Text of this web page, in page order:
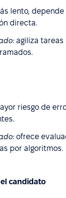
lento,
directa.
: agiliza
riesgo de
: ofrece
por algoritmos.
candidato